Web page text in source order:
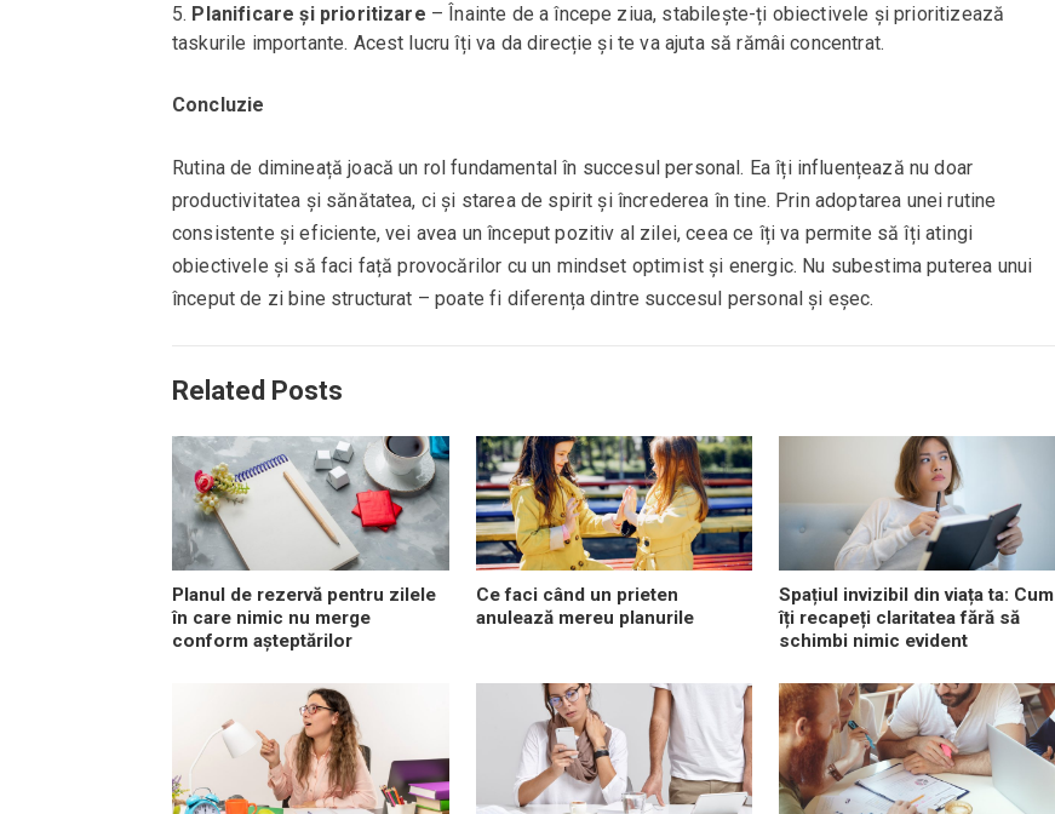
Planificare și prioritizare – Înainte de a începe ziua, stabilește-ți obiectivele și prioritizează
taskurile importante. Acest lucru îți va da direcție și te va ajuta să rămâi concentrat.
Concluzie
Rutina de dimineață joacă un rol fundamental în succesul personal. Ea îți influențează nu doar
productivitatea și sănătatea, ci și starea de spirit și încrederea în tine. Prin adoptarea unei rutine
consistente și eficiente, vei avea un început pozitiv al zilei, ceea ce îți va permite să îți atingi
obiectivele și să faci față provocărilor cu un mindset optimist și energic. Nu subestima puterea unui
început de zi bine structurat – poate fi diferența dintre succesul personal și eșec.
Related Posts
Planul de rezervă pentru zilele
în care nimic nu merge
conform așteptărilor
Ce faci când un prieten
anulează mereu planurile
Spațiul invizibil din viața ta: Cum
îți recapeți claritatea fără să
schimbi nimic evident